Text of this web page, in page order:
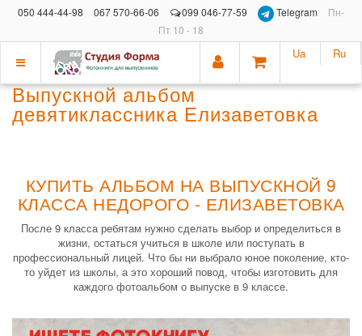
050 444-44-98 067 570-66-06 099 046-77-59 Telegram
Пн-
Пт 10 - 18
Показать
меню
Ua Ru
Выпускной альбом
девятиклассника Елизаветовка
КУПИТЬ АЛЬБОМ НА ВЫПУСКНОЙ 9
КЛАССА НЕДОРОГО - ЕЛИЗАВЕТОВКА
После 9 класса ребятам нужно сделать выбор и определиться в
жизни, остаться учиться в школе или поступать в
профессиональный лицей. Что бы ни выбрало юное поколение, кто-
то уйдет из школы, а это хороший повод, чтобы изготовить для
каждого фотоальбом о выпуске в 9 классе.